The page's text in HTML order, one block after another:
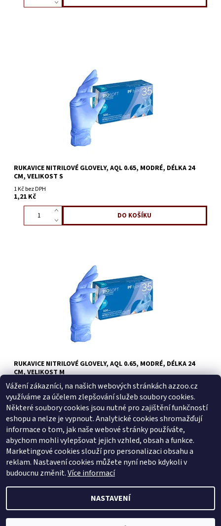
RUKAVICE NITRILOVÉ GLOVELY, AQL 0.65, MODRÉ, DÉLKA 24
CM, VELIKOST S
1 Kč bez DPH
1,21 Kč
RUKAVICE NITRILOVÉ GLOVELY, AQL 0.65, MODRÉ, DÉLKA 24
CM, VELIKOST M
1 Kč bez DPH
1,21 Kč
Zboží.cz | Heureka.cz
2026 © AZ ZOO, všechna práva vyhrazena
Vážení zákazníci, na našich webových stránkách azzoo.cz
využíváme za účelem zlepšování služeb soubory cookies.
Některé soubory cookies jsou nutné pro zajištění funkčností
eshopu a nelze je vypnout. Analytické cookies shromažďují
informace o tom, jak naše webové stránky používáte,
abychom mohli vylepšovat jejich vzhled, obsah a funkce.
Marketingové cookies slouží pro personalizaci obsahu a
reklam. Nastavení cookies můžete nyní nebo kdykoli v
budoucnu změnit.Více informací
NASTAVENÍ